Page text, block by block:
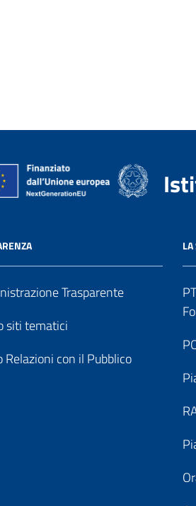
Trasparente
siti tematici
Relazioni con il Pubblico
LA